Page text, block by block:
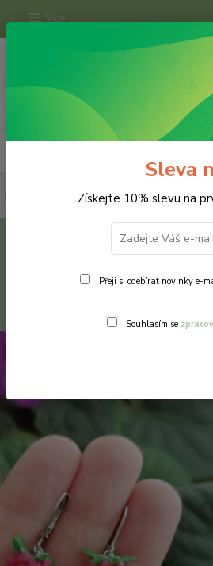
Více
Malina VISACÍ NÁUŠNICE
Sleva
Získejte 10% slevu na
Přeji si odebírat novinky e-
Souhlasím se